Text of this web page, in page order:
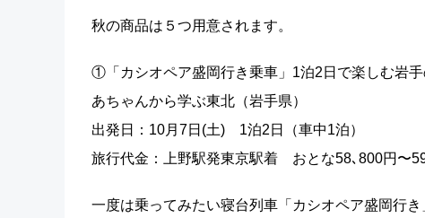
秋の商品は５つ用意されます。
①「カシオペア盛岡行き乗車」1泊2日で楽しむ岩
あちゃんから学ぶ東北（岩手県）
出発日：10月7日(土) 1泊2日（車中1泊）
旅行代金：上野駅発東京駅着 おとな58､800円〜
一度は乗ってみたい寝台列車「カシオペア盛岡行